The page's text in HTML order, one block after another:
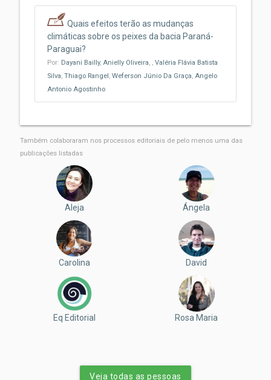
Quais efeitos terão as mudanças
climáticas sobre os peixes da bacia Paraná-
Paraguai?
Por: Dayani Bailly, Anielly Oliveira, , Valéria Flávia Batista
Silva, Thiago Rangel , Weferson Júnio Da Graça, Angelo
Antonio Agostinho
Também colaboraram nos processos editoriais de pelo menos uma das
publicações listadas
Aleja Ángela
Carolina David
Eq Editorial Rosa Maria
Veja todas as pessoas